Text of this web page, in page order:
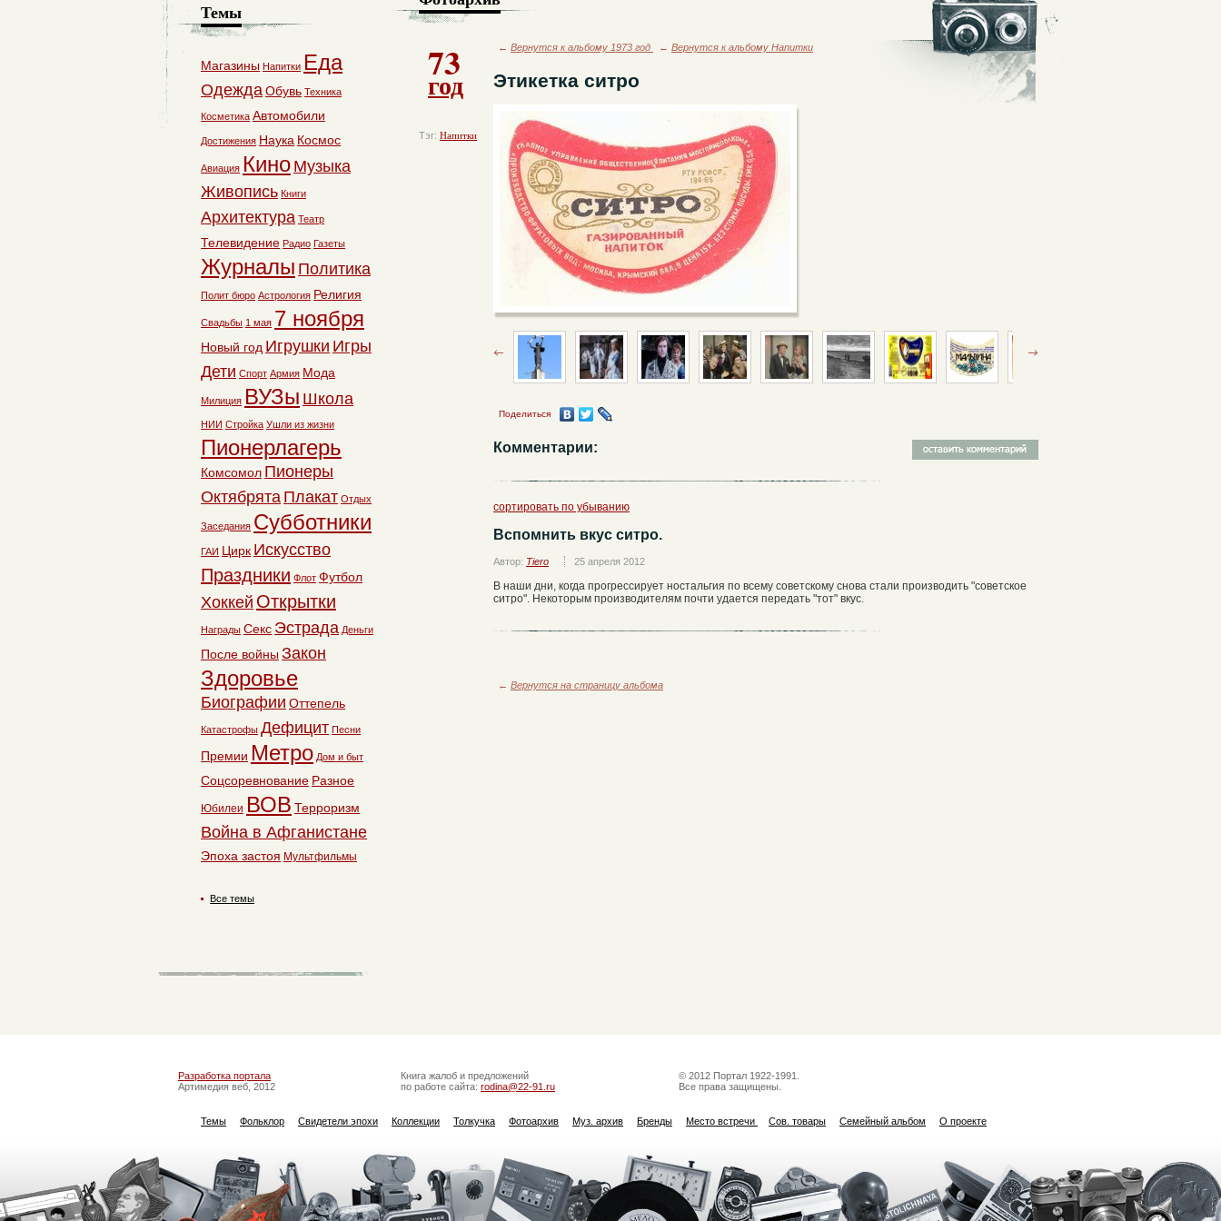
73
год
Тэг: Напитки
← Вернутся к альбому 1973 год ← Вернутся к альбому Напитки
Этикетка ситро
Поделиться
Комментарии:
сортировать по убыванию
Вспомнить вкус ситро.
Автор: Tiero 25 апреля 2012
В наши дни, когда прогрессирует ностальгия по всему советскому снова стали производить "советское
ситро". Некоторым производителям почти удается передать "тот" вкус.
← Вернутся на страницу альбома
Темы
Магазины Напитки Еда
ОдеждаОбувь Техника
Косметика Автомобили
Достижения Наука Космос
Авиация Кино Музыка
Живопись Книги
Архитектура Театр
Телевидение Радио Газеты
Журналы Политика
Полит бюро Астрология Религия
Свадьбы 1 мая 7 ноября
Новый год Игрушки Игры
Дети Спорт Армия Мода
Милиция ВУЗы Школа
НИИ Стройка Ушли из жизни
Пионерлагерь
Комсомол Пионеры
Октябрята Плакат Отдых
Заседания Субботники
ГАИ Цирк Искусство
Праздники Флот Футбол
Хоккей Открытки
Награды Секс Эстрада Деньги
После войны Закон
Здоровье
Биографии Оттепель
Катастрофы Дефицит Песни
Премии Метро Дом и быт
Соцсоревнование Разное
Юбилеи ВОВ Терроризм
Война в Афганистане
Эпоха застоя Мультфильмы
Все темы
Разработка портала
Артимедия веб, 2012
Книга жалоб и предложений
по работе сайта: rodina@22-91.ru
© 2012 Портал 1922-1991.
Все права защищены.
Темы Фольклор Свидетели эпохи Коллекции Толкучка Фотоархив Муз. архив Бренды Место встречи Сов. товары Семейный альбом О проекте